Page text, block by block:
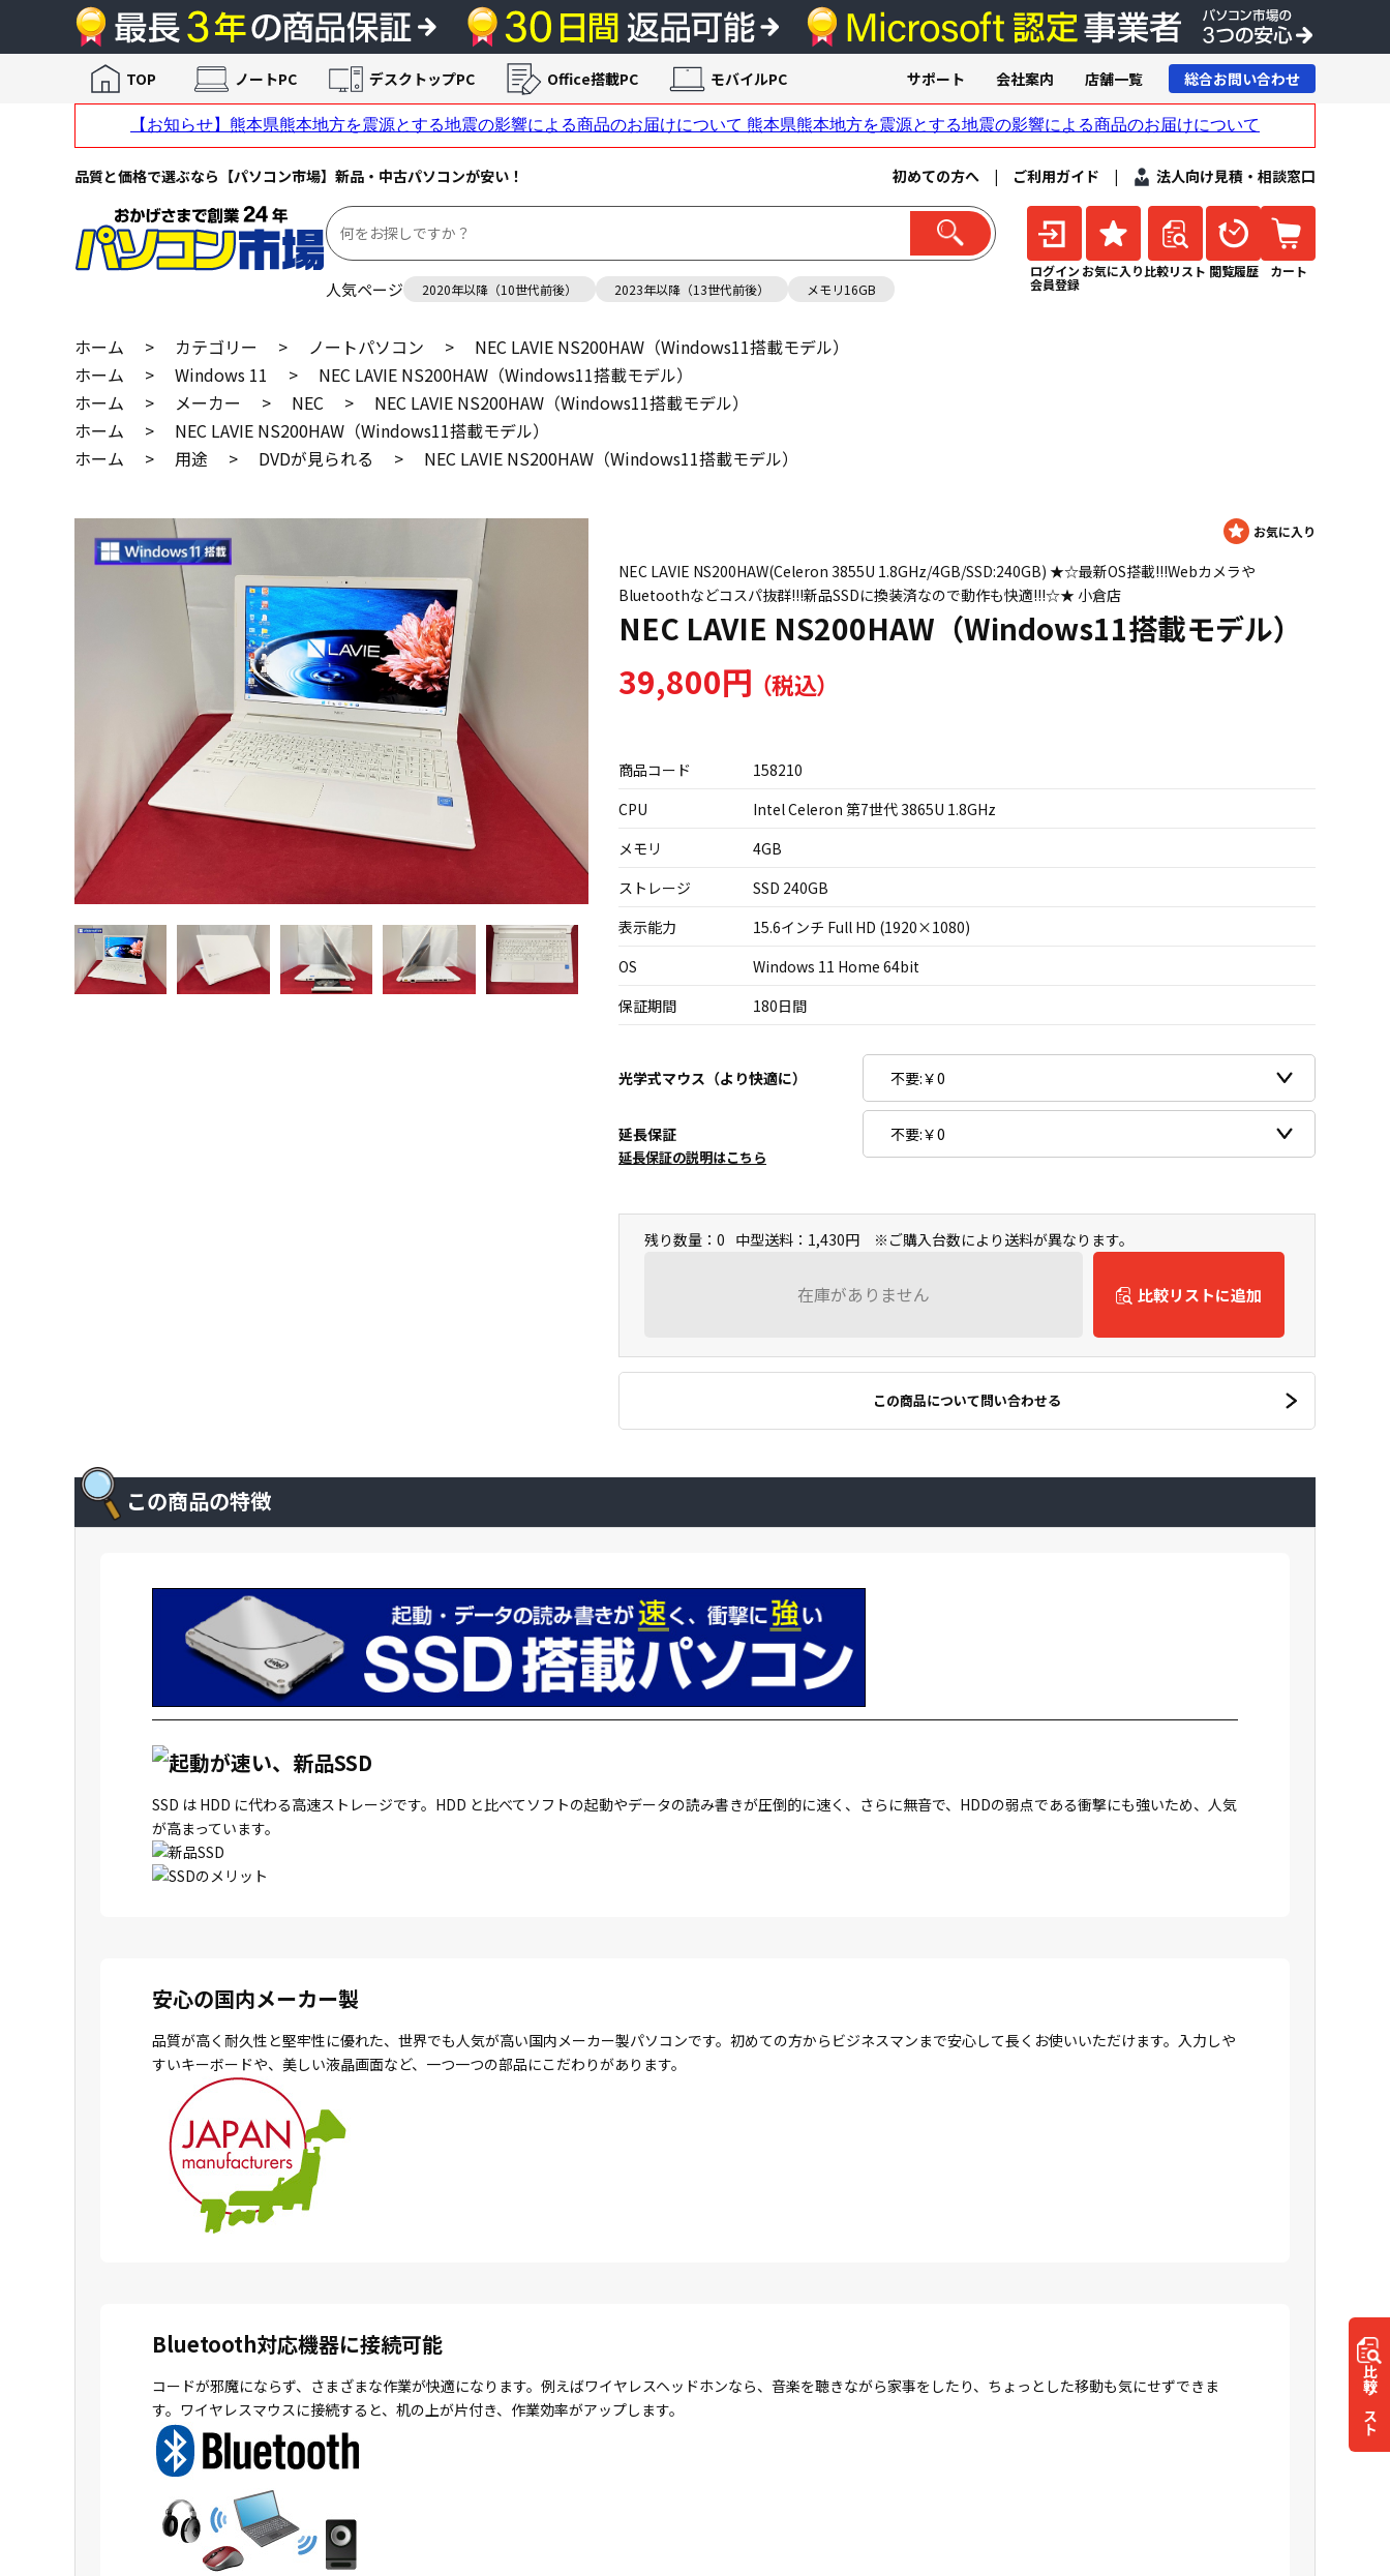
品質と価格で選ぶなら【パソコン市場】新品・中古パソコンが安い！ 初めての方へ | ご利用ガイド | 法人向け見積・相談窓口
人気ページ 2020年以降（10世代前後） 2023年以降（13世代前後） メモリ16GB
ログイン
会員登録
お気に入り 比較リスト 閲覧履歴 カート
TOP ノートPC デスクトップPC Office搭載PC モバイルPC サポート 会社案内 店舗一覧 総合お問い合わせ
ホーム > カテゴリー > ノートパソコン >
NEC LAVIE NS200HAW（Windows11搭載モデル）
ホーム
> Windows 11 >
NEC LAVIE NS200HAW（Windows11搭載モデル）
ホーム
> メーカー > NEC >
NEC LAVIE NS200HAW（Windows11搭載モデル）
ホーム
>
NEC LAVIE NS200HAW（Windows11搭載モデル）
ホーム
> 用途 > DVDが見られる > NEC LAVIE NS200HAW（Windows11搭載モデル）
NEC LAVIE NS200HAW(Celeron 3855U 1.8GHz/4GB/SSD:240GB) ★☆最新OS搭載!!!Webカメラや
Bluetoothなどコスパ抜群!!!新品SSDに換装済なので動作も快適!!!☆★ 小倉店
NEC LAVIE NS200HAW（Windows11搭載モデル）
39,800円
商品コード
158210
CPU
Intel Celeron 第7世代 3865U 1.8GHz
メモリ
4GB
ストレージ
SSD 240GB
表示能力
15.6インチ Full HD (1920×1080)
OS
Windows 11 Home 64bit
保証期間
180日間
光学式マウス（より快適に）
延長保証
延長保証の説明はこちら
残り数量：0 中型送料：1,430円 ※ご購入台数により送料が異なります。
在庫がありません 比較リストに追加
この商品について問い合わせる
比較
リスト
この商品の特徴
SSD は HDD に代わる高速ストレージです。HDD と比べてソフトの起動やデータの読み書きが圧倒的に速く、さらに無音で、HDDの弱点である衝撃にも強いため、人気
が高まっています。
安心の国内メーカー製
品質が高く耐久性と堅牢性に優れた、世界でも人気が高い国内メーカー製パソコンです。初めての方からビジネスマンまで安心して長くお使いいただけます。入力しや
すいキーボードや、美しい液晶画面など、一つ一つの部品にこだわりがあります。
Bluetooth対応機器に接続可能
コードが邪魔にならず、さまざまな作業が快適になります。例えばワイヤレスヘッドホンなら、音楽を聴きながら家事をしたり、ちょっとした移動も気にせずできま
す。ワイヤレスマウスに接続すると、机の上が片付き、作業効率がアップします。